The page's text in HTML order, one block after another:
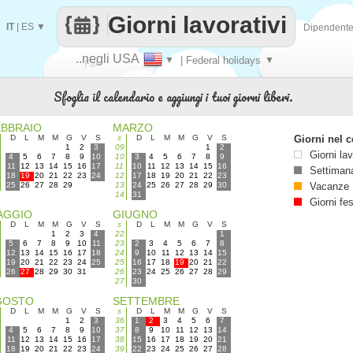
Fai
..negli USA ▼ | Federal holidays ▼
Giorni lavorativi
IT| ES ▼
Sfoglia il calendario e aggiungi i tuoi giorni liberi.
D L M M G V
S
1
2
3
4
5 6 7 8 9
10
11
12 13 14 15 16
17
18
19 20 21 22 23
24
25
26 27 28 29
MARZO
s D L M M G V
S
09
1
2
10
3 4 5 6 7 8
9
11
10 11 12 13 14 15
16
12
17 18 19 20 21 22
23
13
24 25 26 27 28 29
30
14
31
D L M M G V
S
1
2 3
4
5
6 7 8 9 10
11
12
13 14 15 16 17
18
19
20 21 22 23 24 25
26
27 28 29 30 31
GIUGNO
s D L M M G V
S
22
1
23
2 3 4 5 6 7
8
24
9 10 11 12 13 14
15
25
16 17 18 19 20 21
22
26
23 24 25 26 27 28
29
27
30
D L M M G V
S
1
2
3
4
5 6 7 8 9
10
11
12 13 14 15 16
17
18
19 20 21 22 23
24
SETTEMBRE
s D L M M G V
S
36
1 2 3 4 5 6
7
37
8 9 10 11 12 13
14
38
15 16 17 18 19 20 21
39
22 23 24 25 26 27
28
Giorni nel
Giorni
Vacanze
Giorni